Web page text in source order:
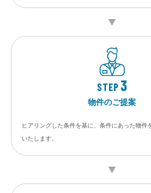
STEP 3
物件のご提案
ヒアリングした条件を基に、条件にあった物件
いたします。